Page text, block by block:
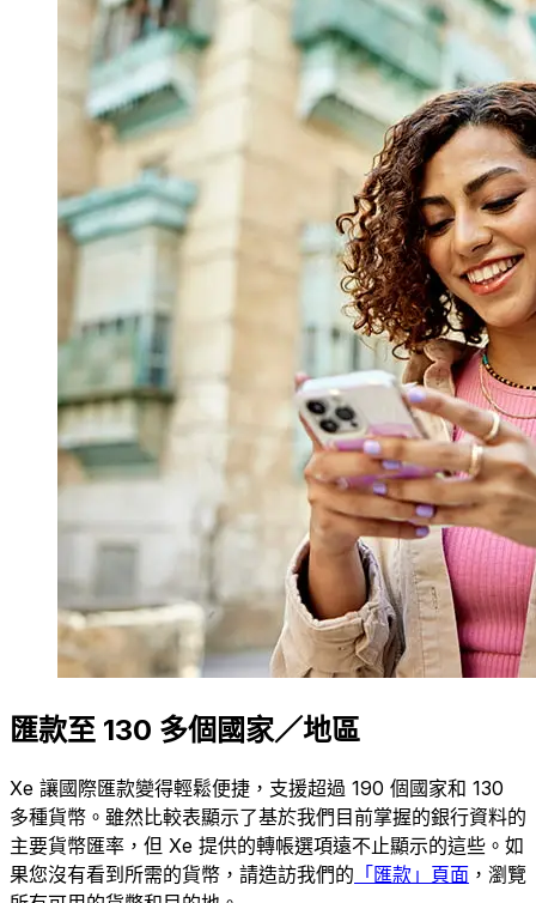
匯款至 130 多個國家／地區
Xe 讓國際匯款變得輕鬆便捷，支援超過 190 個國家和 130
多種貨幣。雖然比較表顯示了基於我們目前掌握的銀行資料的
主要貨幣匯率，但 Xe 提供的轉帳選項遠不止顯示的這些。如
果您沒有看到所需的貨幣，請造訪我們的 「匯款」頁面 ，瀏覽